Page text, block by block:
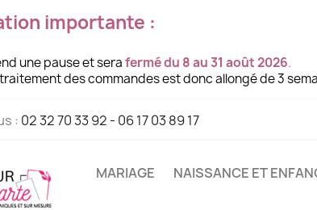
importante :
une pause et serafermé du 8 au 31 août 2026.
des commandes est donc allongé de 3
: 02 32 70 33 92 - 06 17 03 89 17
MARIAGE NAISSANCE ET